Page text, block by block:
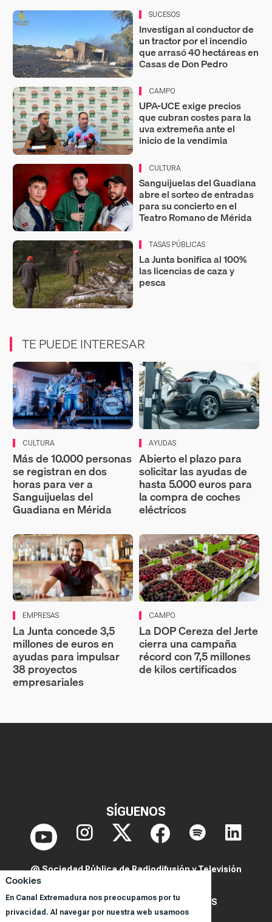
Cookies
En Canal Extremadura nos preocupamos por tu
privacidad. Al navegar por nuestra web usamoos
SUCESOS
Investigan al conductor de
un tractor por el incendio
que arrasó 40 hectáreas en
Casas de Don Pedro
CAMPO
UPA-UCE exige precios
que cubran costes para la
uva extremeña ante el
inicio de la vendimia
CULTURA
Sanguijuelas del Guadiana
abre el sorteo de entradas
para su concierto en el
Teatro Romano de Mérida
TASAS PÚBLICAS
La Junta bonifica al 100%
las licencias de caza y
pesca
TE PUEDE INTERESAR
CULTURA
Más de 10.000 personas
se registran en dos
horas para ver a
Sanguijuelas del
Guadiana en Mérida
AYUDAS
Abierto el plazo para
solicitar las ayudas de
hasta 5.000 euros para
la compra de coches
eléctricos
EMPRESAS
La Junta concede 3,5
millones de euros en
ayudas para impulsar
38 proyectos
empresariales
CAMPO
La DOP Cereza del Jerte
cierra una campaña
récord con 7,5 millones
de kilos certificados
SÍGUENOS
@ Sociedad Pública de Radiodifusión y Televisión
POLITICA DE PRIVACIDAD Y COOKIES